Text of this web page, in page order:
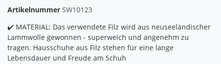
Artikelnummer SW10123
✔️ MATERIAL: Das verwendete Filz wird aus neuseeländischer
Lammwolle gewonnen - superweich und angenehm zu
tragen. Hausschuhe aus Filz stehen für eine lange
Lebensdauer und Freude am Schuh